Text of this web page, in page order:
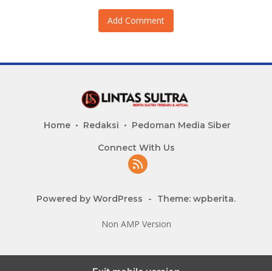
Add Comment
Home Redaksi Pedoman Media Siber
Connect With Us
Powered by WordPress - Theme: wpberita.
Non AMP Version